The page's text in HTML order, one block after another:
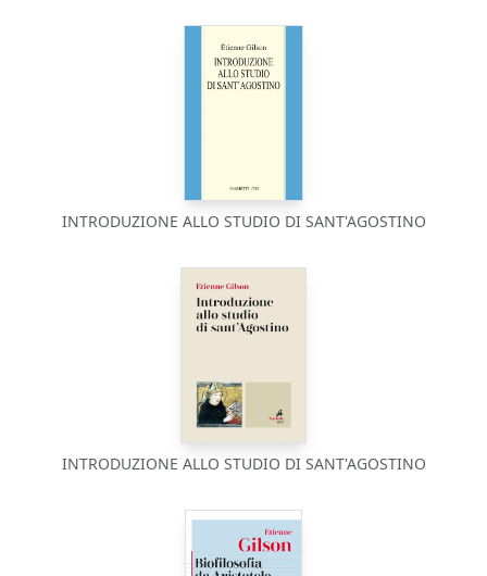
INTRODUZIONE ALLO STUDIO DI SANT'AGOSTINO
INTRODUZIONE ALLO STUDIO DI SANT'AGOSTINO